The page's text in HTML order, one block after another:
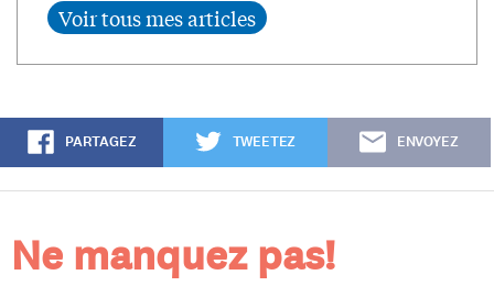
PARTAGEZ TWEETEZ ENVOYEZ
Ne manquez pas!